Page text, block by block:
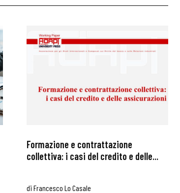
Formazione e contrattazione
collettiva: i casi del credito e delle...
di Francesco Lo Casale